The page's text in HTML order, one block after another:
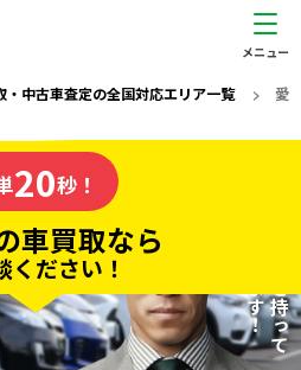
・中古車査定の全国対応エリア一覧> 愛
私たちが責任を持って
査定いたします！
20秒！
車買取なら
ください！